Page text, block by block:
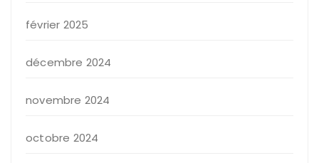
février 2025
décembre 2024
novembre 2024
octobre 2024